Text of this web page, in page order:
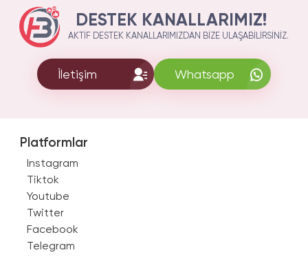
DESTEK KANALLARIMIZ!
AKTIF DESTEK KANALLARIMIZDAN BIZE ULAŞABILIRSINIZ.
İletişim Whatsapp
Platformlar
Instagram
Tiktok
Youtube
Twitter
Facebook
Telegram